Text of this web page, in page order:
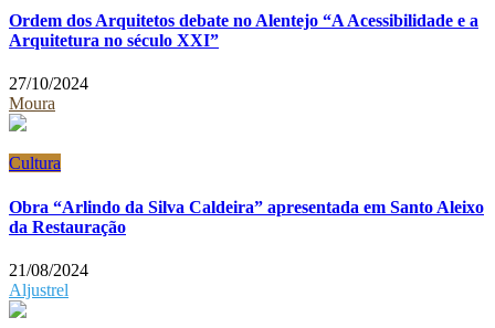
Ordem dos Arquitetos debate no Alentejo “A Acessibilidade e a
Arquitetura no século XXI”
27/10/2024
Moura
Cultura
Obra “Arlindo da Silva Caldeira” apresentada em Santo Aleixo
da Restauração
21/08/2024
Aljustrel